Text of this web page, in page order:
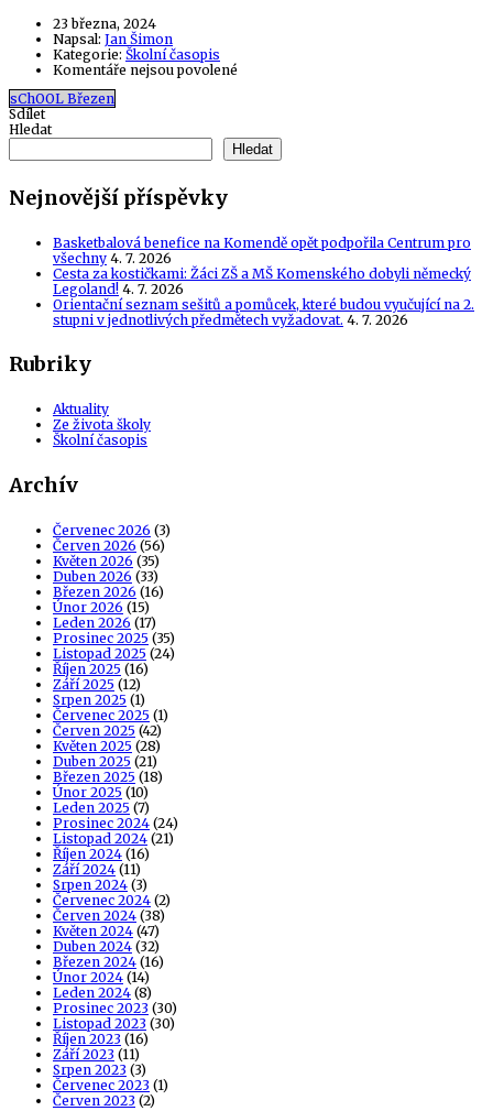
23 března, 2024
Napsal: Author
Jan Šimon
Kategorie: Školní časopis
Komentáře nejsou povolené
–
březen
sChOOL Březen
Sdílet
Hledat
Hledat
Nejnovější příspěvky
Basketbalová benefice na Komendě opět podpořila Centrum pro
všechny 4. 7. 2026
Cesta za kostičkami: Žáci ZŠ a MŠ Komenského dobyli německý
Legoland! 4. 7. 2026
Orientační seznam sešitů a pomůcek, které budou vyučující na 2.
stupni v jednotlivých předmětech vyžadovat. 4. 7. 2026
Rubriky
Aktuality
Ze života školy
Školní časopis
Archív
Červenec 2026 (3)
Červen 2026 (56)
Květen 2026 (35)
Duben 2026 (33)
Březen 2026 (16)
Únor 2026 (15)
Leden 2026 (17)
Prosinec 2025 (35)
Listopad 2025 (24)
Říjen 2025 (16)
Září 2025 (12)
Srpen 2025 (1)
Červenec 2025 (1)
Červen 2025 (42)
Květen 2025 (28)
Duben 2025 (21)
Březen 2025 (18)
Únor 2025 (10)
Leden 2025 (7)
Prosinec 2024 (24)
Listopad 2024 (21)
Říjen 2024 (16)
Září 2024 (11)
Srpen 2024 (3)
Červenec 2024 (2)
Červen 2024 (38)
Květen 2024 (47)
Duben 2024 (32)
Březen 2024 (16)
Únor 2024 (14)
Leden 2024 (8)
Prosinec 2023 (30)
Listopad 2023 (30)
Říjen 2023 (16)
Září 2023 (11)
Srpen 2023 (3)
Červenec 2023 (1)
Červen 2023 (2)